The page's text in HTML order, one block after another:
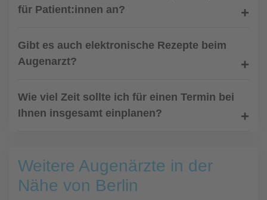
für Patient:innen an?
Gibt es auch elektronische Rezepte beim
Augenarzt?
Wie viel Zeit sollte ich für einen Termin bei
Ihnen insgesamt einplanen?
Weitere Augenärzte in der
Nähe von Berlin